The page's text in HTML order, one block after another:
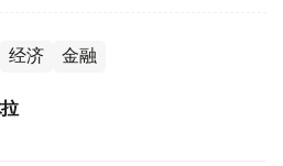
经济 金融